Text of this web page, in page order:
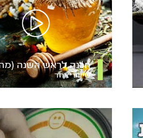
הכנה לראש השנה
שיעור אחד